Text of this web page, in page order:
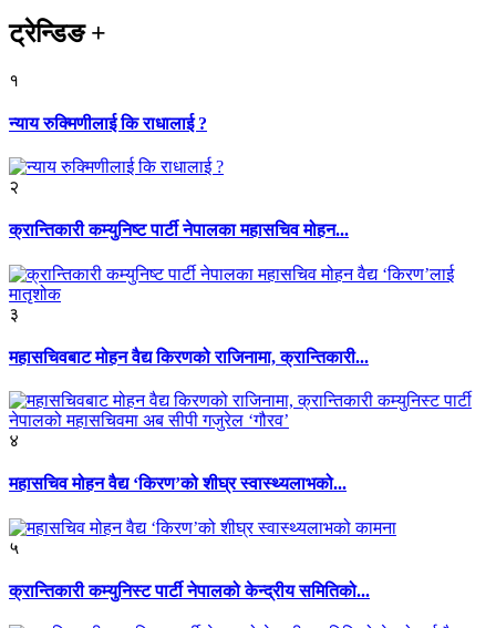
ट्रेन्डिङ+
१
न्याय रुक्मिणीलाई कि राधालाई ?
२
क्रान्तिकारी कम्युनिष्ट पार्टी नेपालका महासचिव मोहन...
३
महासचिवबाट मोहन वैद्य किरणको राजिनामा, क्रान्तिकारी...
४
महासचिव मोहन वैद्य ‘किरण’को शीघ्र स्वास्थ्यलाभको...
५
क्रान्तिकारी कम्युनिस्ट पार्टी नेपालको केन्द्रीय समितिको...